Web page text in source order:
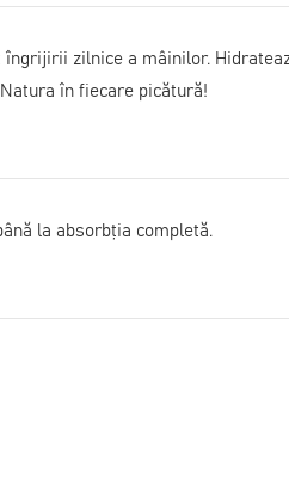
zilnice a mâinilor.
în fiecare picătură!
la absorbția completă.